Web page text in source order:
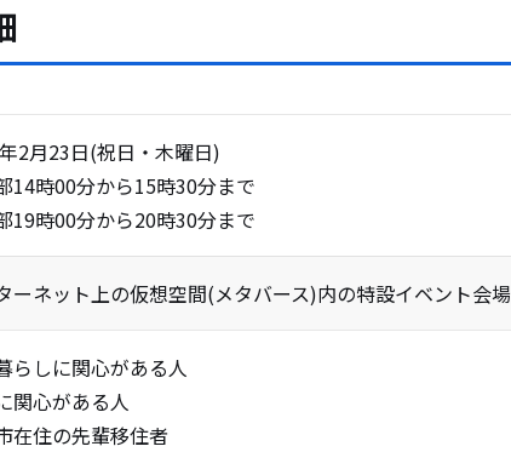
2月23日(祝日・木曜日)
14時00分から15時30分まで
19時00分から20時30分まで
ーネット上の仮想空間(メタバース)内の特設イベント会場
らしに関心がある人
関心がある人
在住の先輩移住者